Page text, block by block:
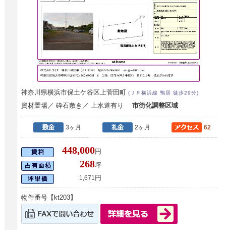
神奈川県横浜市保土ケ谷区上菅田町(ＪＲ横浜線 鴨居 徒歩29分)
資材置場／ 砕石敷き／ 上水道有り市街化調整区域
3ヶ月 2ヶ月 62
448,000円
268坪
1,671 円
物件番号【kt203】